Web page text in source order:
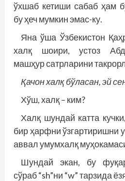
ўхшаб кетиши сабаб ҳам
бу ҳеч мумкин эмас-ку.
Яна ўша Ўзбекистон
халқ шоири, устоз
машҳур сатрларини
Қачон халқ бўласан, эй
Хўш, халқ – ким?
Халқ шундай катта
бир ҳарфни ўзгартиришни
аввал умумхалқ
Шундай экан, бу
сўраб “sh”ни “w” тарзида